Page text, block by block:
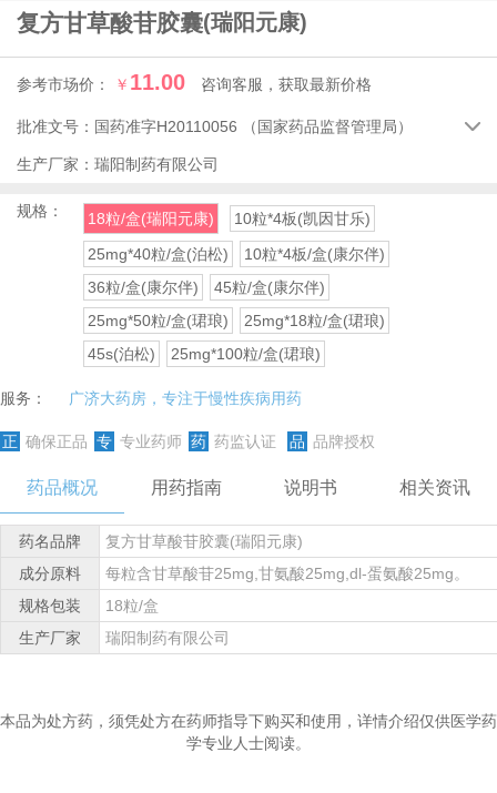
复方甘草酸苷胶囊(瑞阳元康)
参考市场价： ￥ 11.00 咨询客服，获取最新价格
批准文号： 国药准字H20110056 （国家药品监督管理局） 
生产厂家： 瑞阳制药有限公司
规格： 18粒/盒(瑞阳元康)
10粒*4板(凯因甘乐)
25mg*40粒/盒(泊松)
10粒*4板/盒(康尔伴)
36粒/盒(康尔伴)
45粒/盒(康尔伴)
25mg*50粒/盒(珺琅)
25mg*18粒/盒(珺琅)
45s(泊松)
25mg*100粒/盒(珺琅)
服务： 广济大药房，专注于慢性疾病用药
正 确保正品 专 专业药师 药 药监认证 品 品牌授权
药品概况 用药指南 说明书 相关资讯
药名品牌
复方甘草酸苷胶囊(瑞阳元康)
成分原料
每粒含甘草酸苷25mg,甘氨酸25mg,dl-蛋氨酸25mg。
规格包装
18粒/盒
生产厂家
瑞阳制药有限公司
本品为处方药，须凭处方在药师指导下购买和使用，详情介绍仅供医学药
学专业人士阅读。